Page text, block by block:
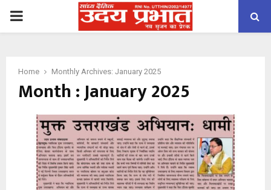
PRIMARY
Home Monthly Archives: January 2025
Month : January 2025